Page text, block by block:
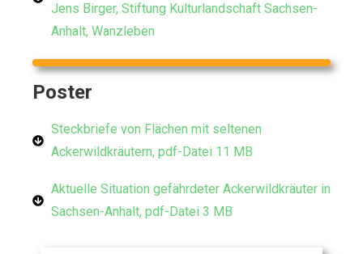
Jens Birger, Stiftung Kulturlandschaft Sachsen-
Anhalt, Wanzleben
Poster
Steckbriefe von Flächen mit seltenen
Ackerwildkräutern, pdf-Datei 11 MB
Aktuelle Situation gefährdeter Ackerwildkräuter in
Sachsen-Anhalt, pdf-Datei 3 MB